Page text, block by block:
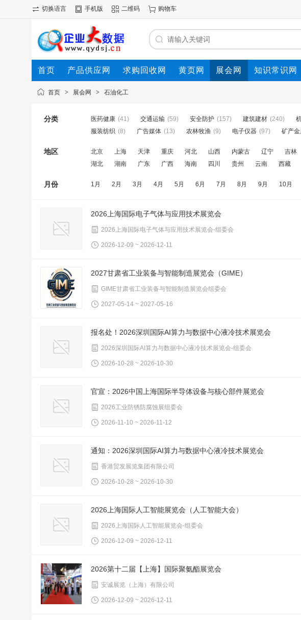
切换语言 手机版 二维码 购物车
首页 产品供应网 求购回收网 黄页网 展会网 知识常识网
首页 > 展会网 > 石油化工
分类 医药健康 (41) 交通运输 (59) 安全防护 (157) 建筑建材 (240)
服装纺织 (8) 广告媒体 (13) 农林牧渔 (9) 电子仪器 (97) 矿产
地区 北京 上海 天津 重庆 河北 山西 内蒙古 辽宁 吉林
湖北
湖南 广东 广西 海南 四川 贵州 云南 西藏
月份 1月 2月 3月 4月 5月 6月 7月 8月 9月 10月
2026上海国际电子气体与应用技术展览会
2026上海国际电子气体与应用技术展览会-组委会
2026-12-09 ~ 2026-12-11
2027甘肃省工业装备与智能制造展览会（GIME）
GIME甘肃省工业装备与智能制造展览会组委会
2027-05-14 ~ 2027-05-16
报名处！2026深圳国际AI算力与数据中心液冷技术展览会
2026深圳国际AI算力与数据中心液冷技术展览会-组委会
2026-10-28 ~ 2026-10-30
官宣：2026中国上海国际半导体设备与核心部件展览会
2026工业防锈防腐蚀展组委会
2026-11-10 ~ 2026-11-12
通知：2026深圳国际AI算力与数据中心液冷技术展览会
香港贸发展览集团有限公司
2026-10-28 ~ 2026-10-30
2026上海国际人工智能展览会（人工智能大会）
2026上海国际人工智能展览会-组委会
2026-12-09 ~ 2026-12-11
2026第十二届【上海】国际聚氨酯展览会
安诚展览（上海）有限公司
2026-12-09 ~ 2026-12-11